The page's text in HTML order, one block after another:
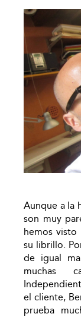
Aunque a la
son muy
hemos visto
su librillo.
de igual
muchas
el cliente,
prueba